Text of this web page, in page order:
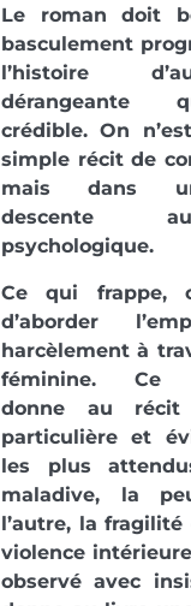
Le roman doit
basculement
l’histoire
dérangeante
crédible. On
simple récit de
mais dans
descente
psychologique.
Ce qui frappe,
d’aborder
harcèlement à
féminine. Ce
donne au
particulière et
les plus
maladive, la
l’autre, la
violence
observé avec